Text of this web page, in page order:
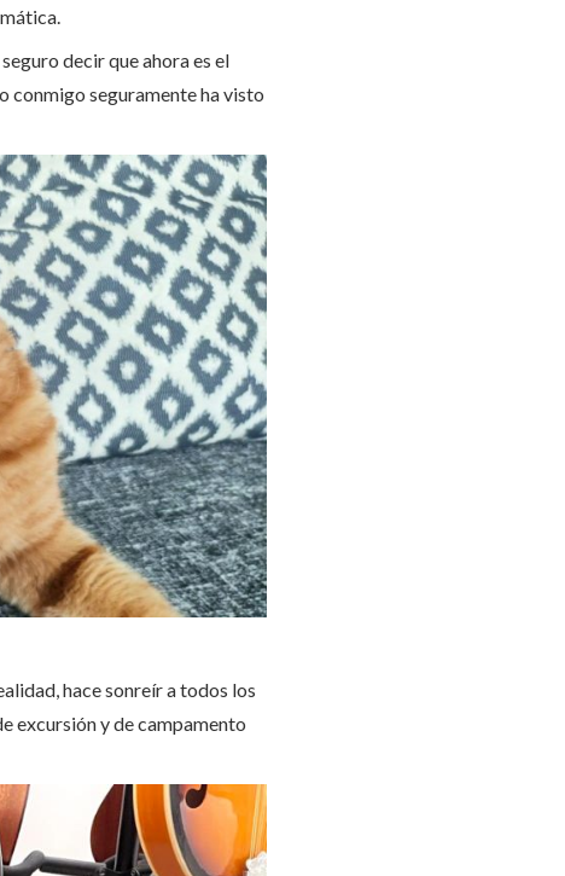
decir que ahora es el
conmigo seguramente ha visto
hace sonreír a todos los
excursión y de campamento